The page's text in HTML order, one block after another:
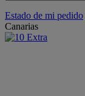
Estado de mi pedido
Canarias